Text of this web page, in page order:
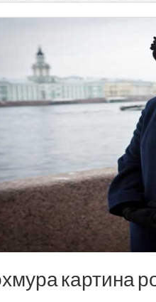
картина